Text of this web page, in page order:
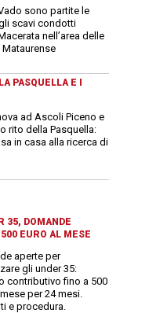
sono partite le
scavi condotti
nell’area delle
PASQUELLA E I
ad Ascoli Piceno e
rito della Pasquella:
in casa alla ricerca di
35, DOMANDE
EURO AL MESE
aperte per
gli under 35:
contributivo fino a 500
per 24 mesi.
e procedura.